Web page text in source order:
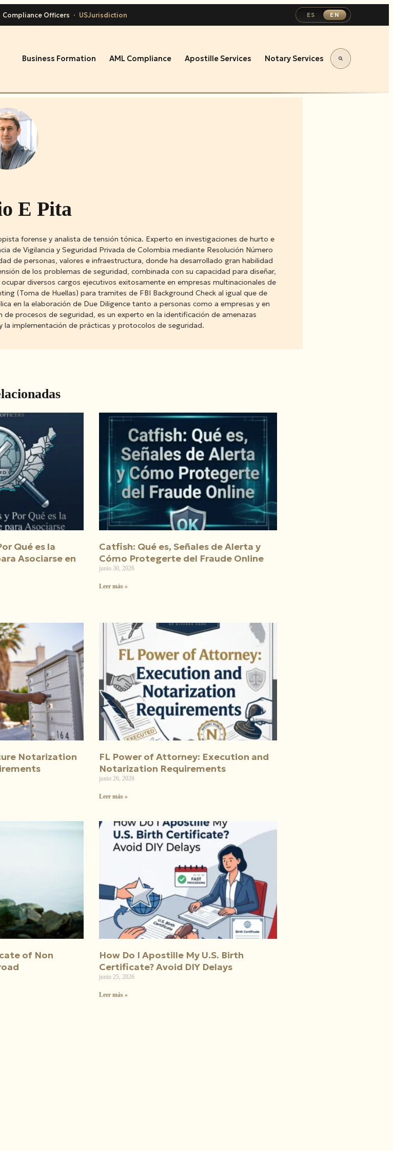
Compliance Officers · USJurisdiction ES EN
Business Formation AML Compliance Apostille Services Notary Services
E Pita
forense y analista de tensión tónica. Experto en investigaciones de hurto e
de Vigilancia y Seguridad Privada de Colombia mediante Resolución Número
de personas, valores e infraestructura, donde ha desarrollado gran habilidad
de los problemas de seguridad, combinada con su capacidad para diseñar,
diversos cargos ejecutivos exitosamente en empresas multinacionales de
(Toma de Huellas) para tramites de FBI Background Check al igual que de
en la elaboración de Due Diligence tanto a personas como a empresas y en
procesos de seguridad, es un experto en la identificación de amenazas
implementación de prácticas y protocolos de seguridad.
Qué es la
Asociarse en
Catfish: Qué es, Señales de Alerta y
Cómo Protegerte del Fraude Online
junio 30, 2026
Leer más »
Notarization
FL Power of Attorney: Execution and
Notarization Requirements
junio 26, 2026
Leer más »
of Non
How Do I Apostille My U.S. Birth
Certificate? Avoid DIY Delays
junio 25, 2026
Leer más »